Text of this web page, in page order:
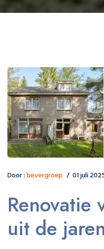
Door :bevergroep 01 juli
Renovatie
uit de